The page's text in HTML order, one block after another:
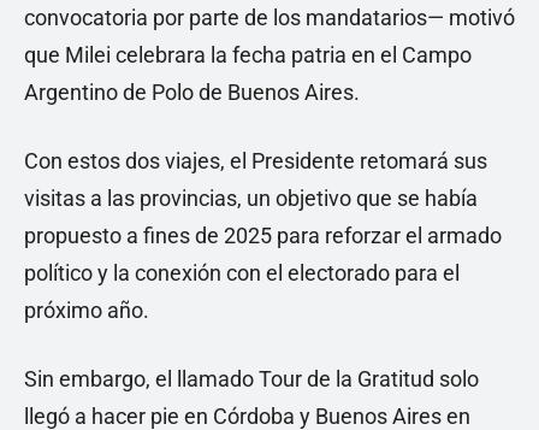
convocatoria por parte de los mandatarios— motivó
que Milei celebrara la fecha patria en el Campo
Argentino de Polo de Buenos Aires.
Con estos dos viajes, el Presidente retomará sus
visitas a las provincias, un objetivo que se había
propuesto a fines de 2025 para reforzar el armado
político y la conexión con el electorado para el
próximo año.
Sin embargo, el llamado Tour de la Gratitud solo
llegó a hacer pie en Córdoba y Buenos Aires en